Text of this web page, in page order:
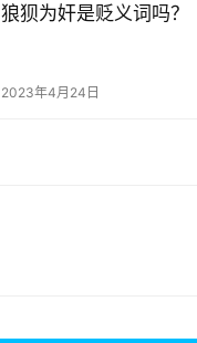
狼狈为奸是贬义词吗？
2023年4月24日